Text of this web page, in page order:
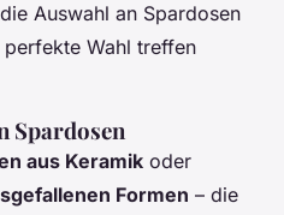
Auswahl an Spardosen
Wahl treffen
Spardosen
aus Keramik oder
Formen – die